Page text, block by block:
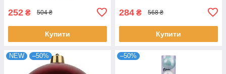
252 ₴ 504 ₴
Купити
284 ₴ 568 ₴
Купити
NEW –50% –50%